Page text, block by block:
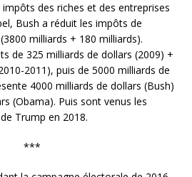
des riches et des entreprises
Bush a réduit les impôts de
milliards + 180 milliards).
de 325 milliards de dollars (2009) +
2011), puis de 5000 milliards de
4000 milliards de dollars (Bush)
(Obama). Puis sont venus les
Trump en 2018.
***